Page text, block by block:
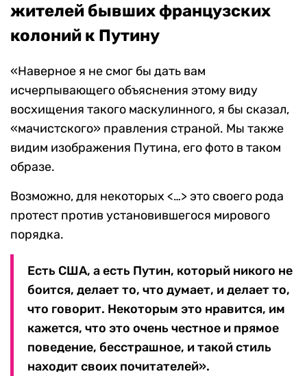
жителей бывших французских
колоний к Путину
«Наверное я не смог бы дать вам
исчерпывающего объяснения этому виду
восхищения такого маскулинного, я бы сказал,
«мачистского» правления страной. Мы также
видим изображения Путина, его фото в таком
образе.
Возможно, для некоторых <…> это своего рода
протест против установившегося мирового
порядка.
Есть США, а есть Путин, который никого не
боится, делает то, что думает, и делает то,
что говорит. Некоторым это нравится, им
кажется, что это очень честное и прямое
поведение, бесстрашное, и такой стиль
находит своих почитателей».